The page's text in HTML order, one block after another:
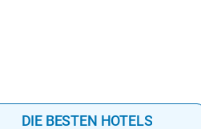
DIE BESTEN HOTELS